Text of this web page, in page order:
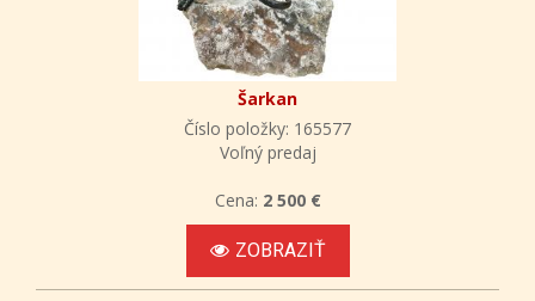
Šarkan
Číslo položky: 165577
Voľný predaj
Cena: 2 500 €
ZOBRAZIŤ